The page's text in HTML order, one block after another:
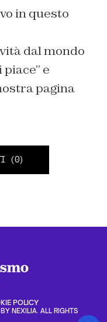
in questo
dal mondo
e
pagina
(0)
POLICY
NEXILIA. ALL RIGHTS